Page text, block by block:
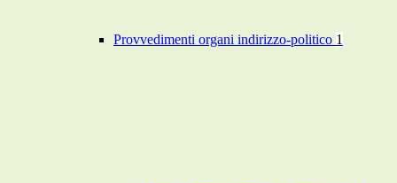
Provvedimenti organi indirizzo-politico 1